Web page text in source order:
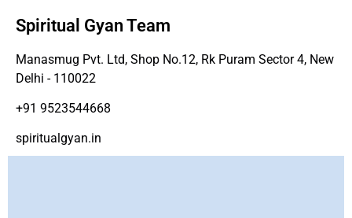
Spiritual Gyan Team
Manasmug Pvt. Ltd, Shop No.12, Rk Puram Sector 4, New
Delhi - 110022
+91 9523544668
spiritualgyan.in